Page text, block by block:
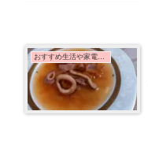
おすすめ生活や家電など